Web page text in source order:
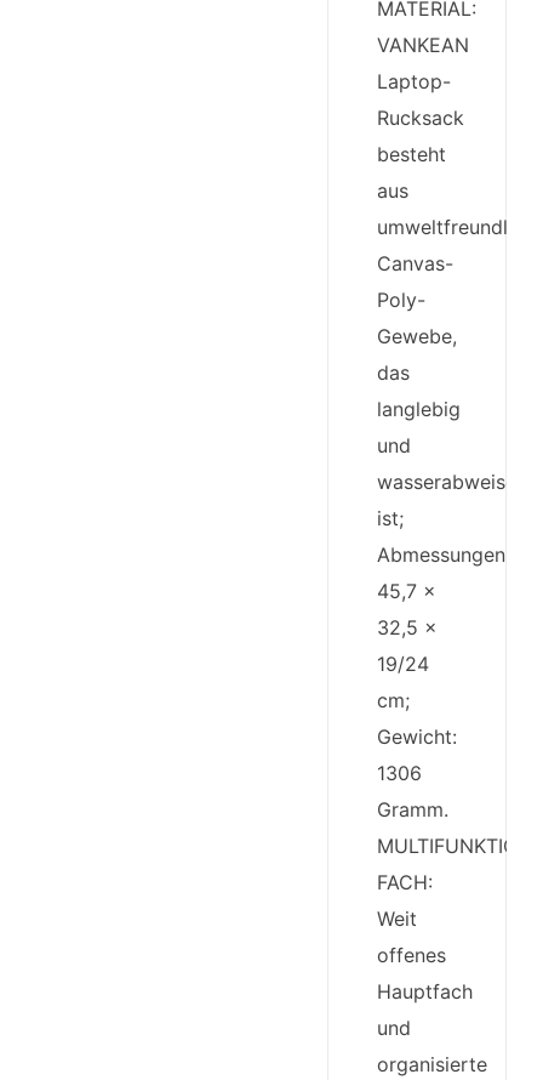
MATERIAL:
VANKEAN
Laptop-
Rucksack
besteht
aus
Canvas-
Poly-
Gewebe,
das
langlebig
und
wasserabweisend
ist;
Abmessungen:
45,7 x
32,5 x
19/24
cm;
Gewicht:
1306
Gramm.
FACH:
Weit
offenes
Hauptfach
und
organisierte